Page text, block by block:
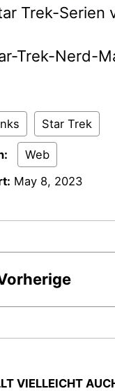
Trek-Serien
Trek-Nerd-
Star Trek
Web
May 8, 2023
VIELLEICHT